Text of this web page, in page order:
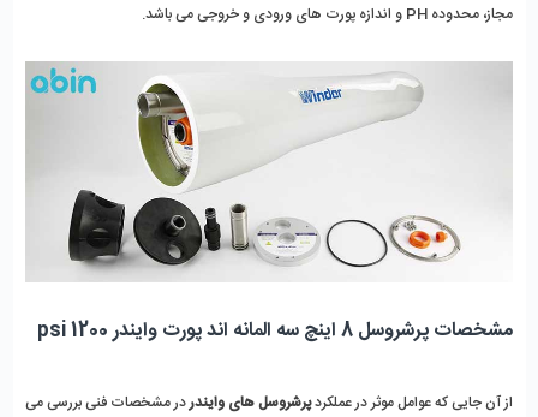
مجاز، محدوده PH و اندازه پورت های ورودی و خروجی می باشد.
مشخصات پرشروسل 8 اینچ سه المانه اند پورت وایندر 1200 psi
از آن جایی که عوامل موثر در عملکرد پرشروسل های وایندر